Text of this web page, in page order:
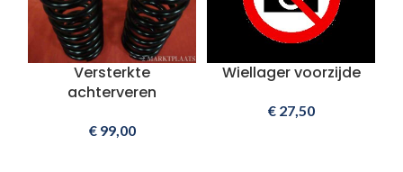
Versterkte
achterveren
€99,00
Wiellager voorzijde
€27,50